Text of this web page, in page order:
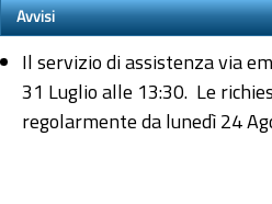
Avvisi
Il servizio di assistenza via
31 Luglio alle 13:30. Le
regolarmente da lunedì 24